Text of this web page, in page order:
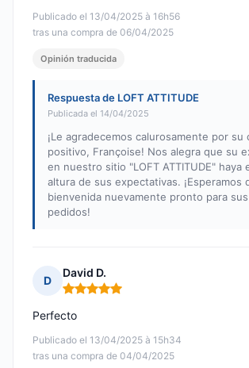
Publicado el 13/04/2025 à 16h56
tras una compra de 06/04/2025
Opinión traducida
Respuesta de LOFT ATTITUDE
Publicada el 14/04/2025
¡Le agradecemos calurosamente por su
positivo, Françoise! Nos alegra que su
en nuestro sitio "LOFT ATTITUDE" haya
altura de sus expectativas. ¡Esperamos
bienvenida nuevamente pronto para
pedidos!
D
David D.
Nota: 5 de 5
Publicado el 13/04/2025 à 15h34
tras una compra de 04/04/2025
Perfecto